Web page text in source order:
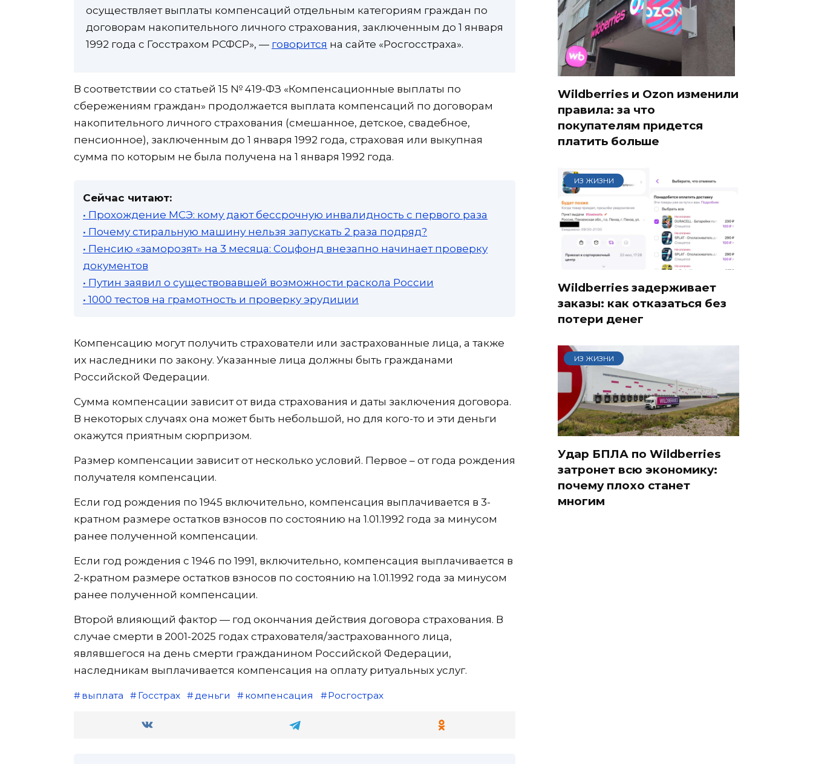
осуществляет выплаты компенсаций отдельным категориям граждан по
договорам накопительного личного страхования, заключенным до 1 января
1992 года с Госстрахом РСФСР», — говорится на сайте «Росгосстраха».
В соответствии со статьей 15 № 419-ФЗ «Компенсационные выплаты по
сбережениям граждан» продолжается выплата компенсаций по договорам
накопительного личного страхования (смешанное, детское, свадебное,
пенсионное), заключенным до 1 января 1992 года, страховая или выкупная
сумма по которым не была получена на 1 января 1992 года.
Сейчас читают:
• Прохождение МСЭ: кому дают бессрочную инвалидность с первого раза
• Почему стиральную машину нельзя запускать 2 раза подряд?
• Пенсию «заморозят» на 3 месяца: Соцфонд внезапно начинает проверку
документов
• Путин заявил о существовавшей возможности раскола России
• 1000 тестов на грамотность и проверку эрудиции
Компенсацию могут получить страхователи или застрахованные лица, а также
их наследники по закону. Указанные лица должны быть гражданами
Российской Федерации.
Сумма компенсации зависит от вида страхования и даты заключения договора.
В некоторых случаях она может быть небольшой, но для кого-то и эти деньги
окажутся приятным сюрпризом.
Размер компенсации зависит от несколько условий. Первое – от года рождения
получателя компенсации.
Если год рождения по 1945 включительно, компенсация выплачивается в 3-
кратном размере остатков взносов по состоянию на 1.01.1992 года за минусом
ранее полученной компенсации.
Если год рождения с 1946 по 1991, включительно, компенсация выплачивается в
2-кратном размере остатков взносов по состоянию на 1.01.1992 года за минусом
ранее полученной компенсации.
Второй влияющий фактор — год окончания действия договора страхования. В
случае смерти в 2001-2025 годах страхователя/застрахованного лица,
являвшегося на день смерти гражданином Российской Федерации,
наследникам выплачивается компенсация на оплату ритуальных услуг.
выплата Госстрах деньги компенсация Росгострах
Wildberries и Ozon изменили
правила: за что
покупателям придется
платить больше
ИЗ ЖИЗНИ
Wildberries задерживает
заказы: как отказаться без
потери денег
ИЗ ЖИЗНИ
Удар БПЛА по Wildberries
затронет всю экономику:
почему плохо станет
многим